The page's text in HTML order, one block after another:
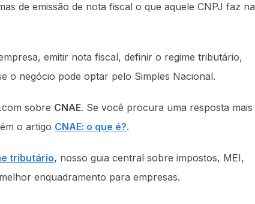
de emissão de nota fiscal o que aquele CNPJ faz na
emitir nota fiscal, definir o regime tributário,
o negócio pode optar pelo Simples Nacional.
sobre CNAE. Se você procura uma resposta mais
o artigo CNAE: o que é?.
tributário, nosso guia central sobre impostos, MEI,
enquadramento para empresas.